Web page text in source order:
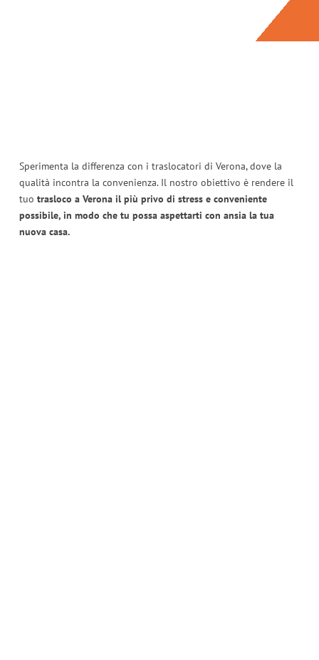
Sperimenta la differenza con i traslocatori di Verona, dove la
qualità incontra la convenienza. Il nostro obiettivo è rendere il
tuo trasloco a Verona il più privo di stress e conveniente
possibile, in modo che tu possa aspettarti con ansia la tua
nuova casa.